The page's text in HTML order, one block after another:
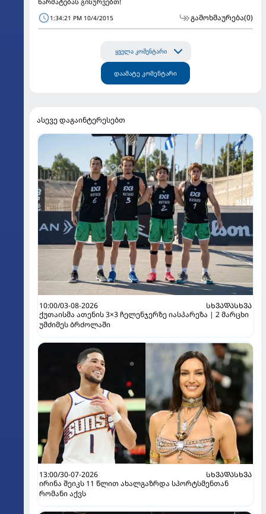
1:34:21 PM 10/4/2015 გამოხმაურება(0)
ყველა კომენტარი
დაამატე კომენტარი
ასევე დაგაინტერესებთ
10:00/03-08-2026
ᲡᲮᲕᲐᲓᲐᲡᲮᲕᲐ
ქუთაისმა ათენის 3×3 ჩელენჯერზე იასპარეზა | 2 მარცხი
უმძიმეს ბრძოლაში
13:00/30-07-2026
ᲡᲮᲕᲐᲓᲐᲡᲮᲕᲐ
ირინა შეიკს 11 წლით ახალგაზრდა სპორტსმენთან
რომანი აქვს